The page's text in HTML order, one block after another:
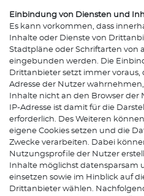
Einbindung von Diensten und
Es kann vorkommen, dass
Inhalte oder Dienste von
Stadtpläne oder Schriftarten von
eingebunden werden. Die
Drittanbieter setzt immer voraus,
Adresse der Nutzer
Inhalte nicht an den Browser
IP-Adresse ist damit für die
erforderlich. Des Weiteren
eigene Cookies setzen und die
Zwecke verarbeiten. Dabei
Nutzungsprofile der Nutzer
Inhalte möglichst datensparsam
einsetzen sowie im Hinblick auf
Drittanbieter wählen.